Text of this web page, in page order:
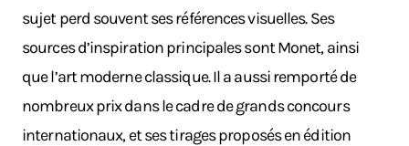
sujet perd souvent ses références visuelles. Ses
sources d’inspiration principales sont Monet, ainsi
que l’art moderne classique. Il a aussi remporté de
nombreux prix dans le cadre de grands concours
internationaux, et ses tirages proposés en édition